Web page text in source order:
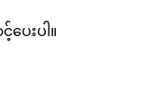
ေးပါ။